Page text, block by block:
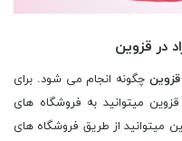
در قزوین
چگونه انجام می شود. برای
میتوانید به فروشگاه های
میتوانید از طریق فروشگاه های